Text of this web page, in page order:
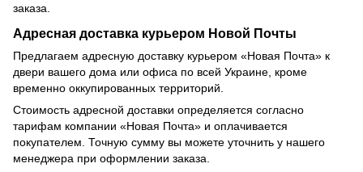
заказа.
Адресная доставка курьером Новой Почты
Предлагаем адресную доставку курьером «Новая Почта» к
двери вашего дома или офиса по всей Украине, кроме
временно оккупированных территорий.
Стоимость адресной доставки определяется согласно
тарифам компании «Новая Почта» и оплачивается
покупателем. Точную сумму вы можете уточнить у нашего
менеджера при оформлении заказа.